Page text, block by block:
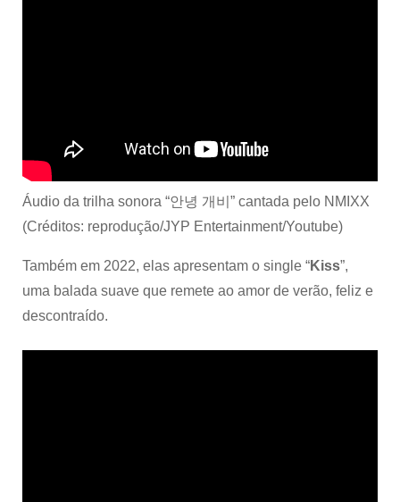
Áudio da trilha sonora “안녕 개비” cantada pelo NMIXX
(Créditos: reprodução/JYP Entertainment/Youtube)
Também em 2022, elas apresentam o single “Kiss”,
uma balada suave que remete ao amor de verão, feliz e
descontraído.